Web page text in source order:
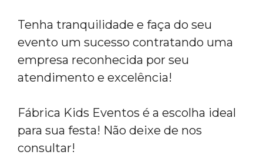
Tenha tranquilidade e faça do seu
evento um sucesso contratando uma
empresa reconhecida por seu
atendimento e excelência!
Fábrica Kids Eventos é a escolha ideal
para sua festa! Não deixe de nos
consultar!